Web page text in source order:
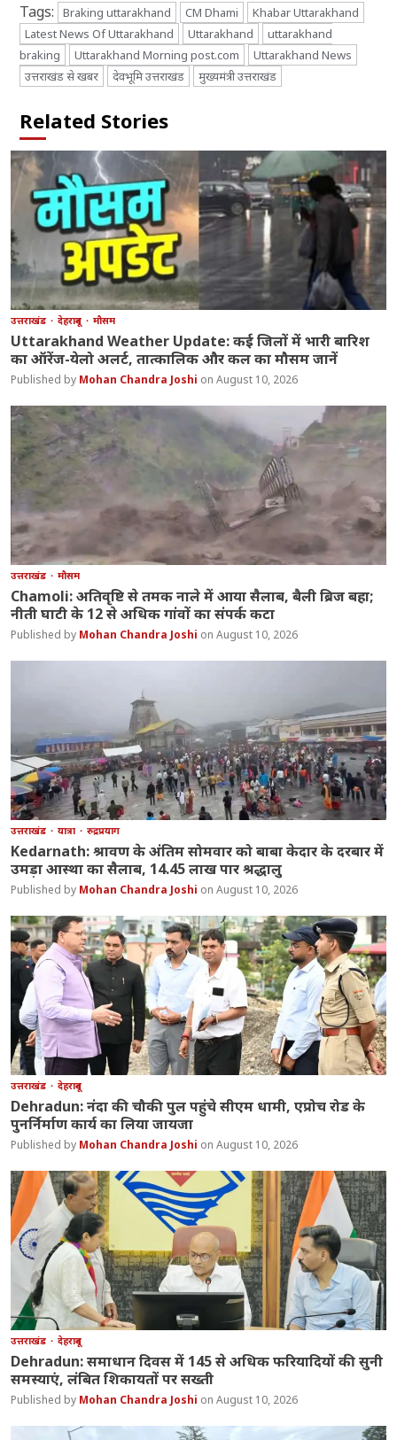
Tags: Braking uttarakhand CM Dhami
Khabar Uttarakhand
Latest News Of Uttarakhand
Uttarakhand
uttarakhand
braking
Uttarakhand Morning post.com
Uttarakhand News
उत्तराखंड से खबर
देवभूमि उत्तराखंड मुख्यमंत्री उत्तराखंड
Related Stories
उत्तराखंड देहरादून मौसम
Uttarakhand Weather Update: कई जिलों में भारी बारिश
का ऑरेंज-येलो अलर्ट, तात्कालिक और कल का मौसम जानें
Mohan Chandra Joshi August 10, 2026
उत्तराखंड मौसम
Chamoli: अतिवृष्टि से तमक नाले में आया सैलाब, बैली ब्रिज बहा;
नीती घाटी के 12 से अधिक गांवों का संपर्क कटा
Mohan Chandra Joshi August 10, 2026
उत्तराखंड यात्रा रुद्रप्रयाग
Kedarnath: श्रावण के अंतिम सोमवार को बाबा केदार के दरबार में
उमड़ा आस्था का सैलाब, 14.45 लाख पार श्रद्धालु
Mohan Chandra Joshi August 10, 2026
उत्तराखंड देहरादून
Dehradun: नंदा की चौकी पुल पहुंचे सीएम धामी, एप्रोच रोड के
पुनर्निर्माण कार्य का लिया जायजा
Mohan Chandra Joshi August 10, 2026
उत्तराखंड देहरादून
Dehradun: समाधान दिवस में 145 से अधिक फरियादियों की सुनी
समस्याएं, लंबित शिकायतों पर सख्ती
Mohan Chandra Joshi August 10, 2026